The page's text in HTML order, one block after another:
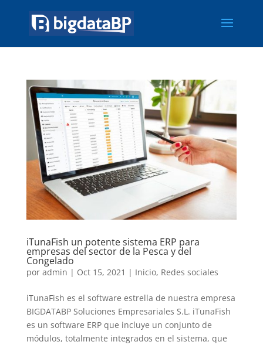
iTunaFish un potente sistema ERP para
empresas del sector de la Pesca y del
Congelado
por admin | Oct 15, 2021 | Inicio, Redes sociales
iTunaFish es el software estrella de nuestra empresa
BIGDATABP Soluciones Empresariales S.L. iTunaFish
es un software ERP que incluye un conjunto de
módulos, totalmente integrados en el sistema, que